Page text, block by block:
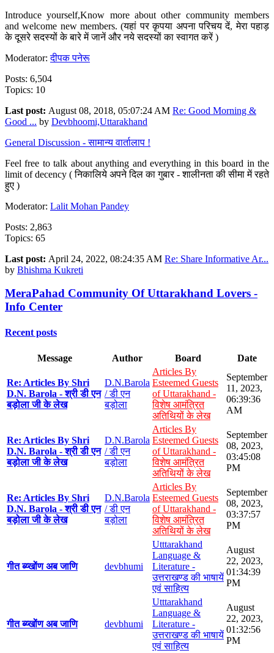
Introduce yourself,Know more about other community members
and welcome new members. (यहां पर कृपया अपना परिचय दें, मेरा पहाड़
के दूसरे सदस्यों के बारे में जानें और नये सदस्यों का स्वागत करें )
Moderator:दीपक पनेरू
Posts: 6,504
Topics: 10
Last post: August 08, 2018, 05:07:24 AM Re: Good Morning &
Good ... by Devbhoomi,Uttarakhand
General Discussion - सामान्य वार्तालाप !
Feel free to talk about anything and everything in this board in the
limit of decency ( निकालिये अपने दिल का गुबार - शालीनता की सीमा में रहते
हुए )
Moderator: Lalit Mohan Pandey
Posts: 2,863
Topics: 65
Last post: April 24, 2022, 08:24:35 AM Re: Share Informative Ar...
by Bhishma Kukreti
MeraPahad Community Of Uttarakhand Lovers -
Info Center
Recent posts
Message Author Board Date
Re: Articles By Shri
D.N. Barola - श्री डी एन
बड़ोला जी के लेख
D.N.Barola
/ डी एन
बड़ोला
Articles By
Esteemed Guests
of Uttarakhand -
विशेष आमंत्रित
अतिथियों के लेख
September
11, 2023,
06:39:36
AM
Re: Articles By Shri
D.N. Barola - श्री डी एन
बड़ोला जी के लेख
D.N.Barola
/ डी एन
बड़ोला
Articles By
Esteemed Guests
of Uttarakhand -
विशेष आमंत्रित
अतिथियों के लेख
September
08, 2023,
03:45:08
PM
Re: Articles By Shri
D.N. Barola - श्री डी एन
बड़ोला जी के लेख
D.N.Barola
/ डी एन
बड़ोला
Articles By
Esteemed Guests
of Uttarakhand -
विशेष आमंत्रित
अतिथियों के लेख
September
08, 2023,
03:37:57
PM
गीत ब्य्खोंण अब जाणि devbhumi
Utttarakhand
Language &
Literature -
उत्तराखण्ड की भाषायें
एवं साहित्य
August
22, 2023,
01:34:39
PM
गीत ब्य्खोंण अब जाणि devbhumi
Utttarakhand
Language &
Literature -
उत्तराखण्ड की भाषायें
एवं साहित्य
August
22, 2023,
01:32:56
PM